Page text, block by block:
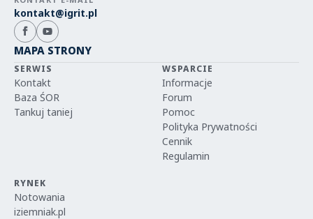
kontakt@igrit.pl
MAPA STRONY
SERWIS
Kontakt
Baza ŚOR
Tankuj taniej
WSPARCIE
Informacje
Forum
Pomoc
Polityka Prywatności
Cennik
Regulamin
RYNEK
Notowania
iziemniak.pl